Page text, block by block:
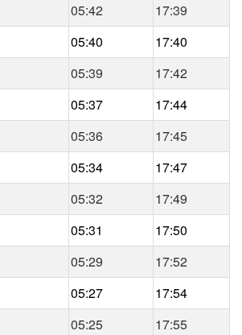
05:42
17:39
05:40
17:40
05:39
17:42
05:37
17:44
05:36
17:45
05:34
17:47
05:32
17:49
05:31
17:50
05:29
17:52
05:27
17:54
05:25
17:55